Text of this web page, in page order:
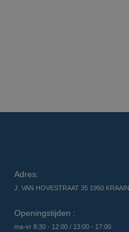
Adres:
J. VAN HOVESTRAAT 35 1950
Openingstijden :
ma-vr 8:30 - 12:00 / 13:00 - 17:00